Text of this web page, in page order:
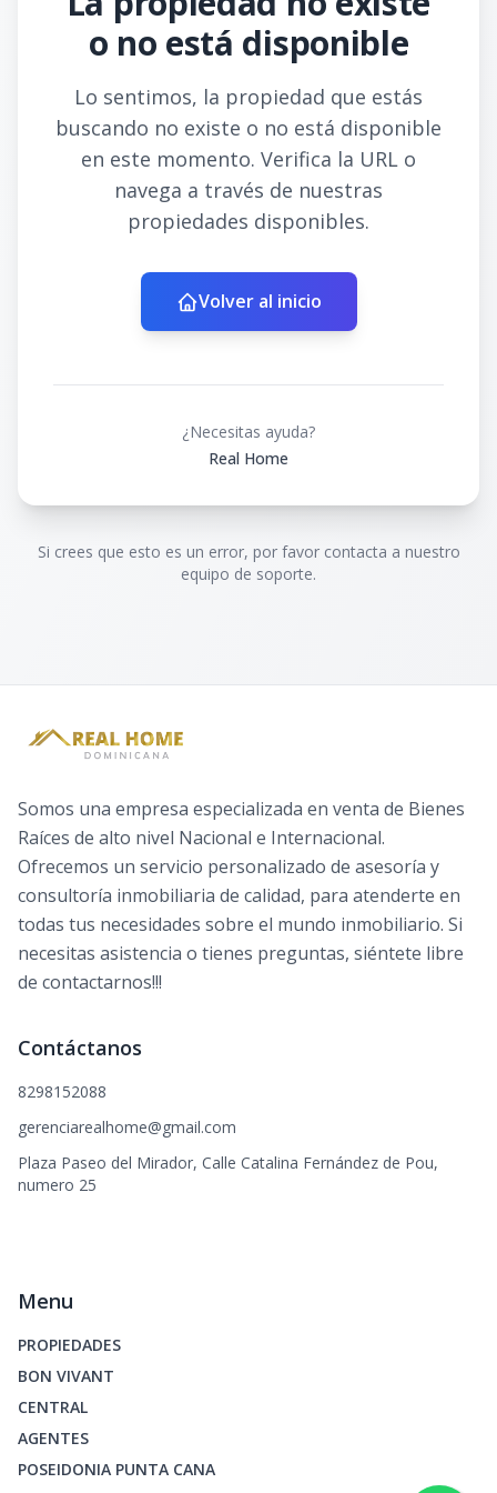
o no está disponible
Lo sentimos, la propiedad que estás
buscando no existe o no está disponible
en este momento. Verifica la URL o
navega a través de nuestras
propiedades disponibles.
Volver al inicio
¿Necesitas ayuda?
Real Home
Si crees que esto es un error, por favor contacta a nuestro
equipo de soporte.
Somos una empresa especializada en venta de Bienes
Raíces de alto nivel Nacional e Internacional.
Ofrecemos un servicio personalizado de asesoría y
consultoría inmobiliaria de calidad, para atenderte en
todas tus necesidades sobre el mundo inmobiliario. Si
necesitas asistencia o tienes preguntas, siéntete libre
de contactarnos!!!
Contáctanos
8298152088
gerenciarealhome@gmail.com
Plaza Paseo del Mirador, Calle Catalina Fernández de Pou,
numero 25
Menu
PROPIEDADES
BON VIVANT
CENTRAL
AGENTES
POSEIDONIA PUNTA CANA